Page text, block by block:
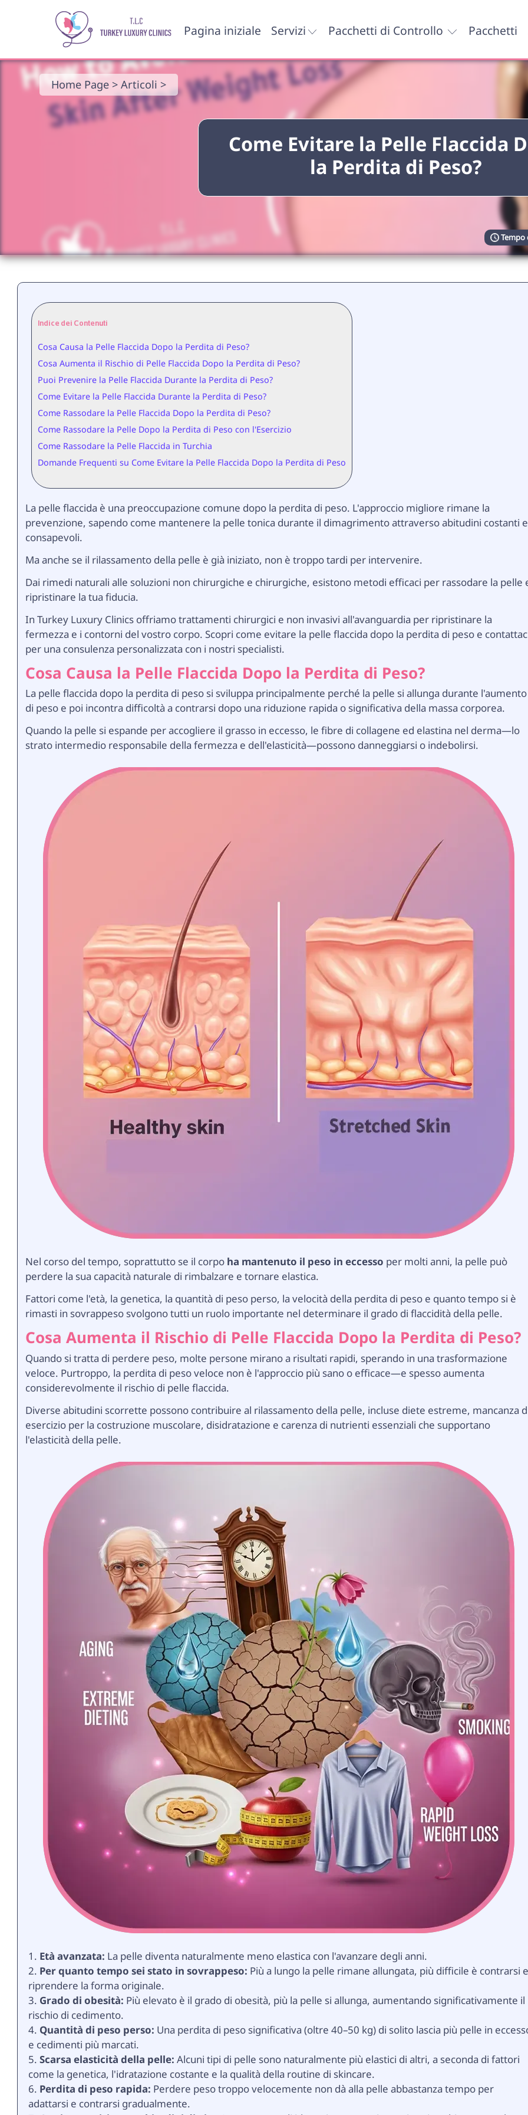
Pagina iniziale Servizi Pacchetti di Controllo Pacchetti
Come Evitare la Pelle Flaccida
la Perdita di Peso?
Home Page >Articoli >
Tempo
Indice dei Contenuti
Cosa Causa la Pelle Flaccida Dopo la Perdita di Peso?
Cosa Aumenta il Rischio di Pelle Flaccida Dopo la Perdita di Peso?
Puoi Prevenire la Pelle Flaccida Durante la Perdita di Peso?
Come Evitare la Pelle Flaccida Durante la Perdita di Peso?
Come Rassodare la Pelle Flaccida Dopo la Perdita di Peso?
Come Rassodare la Pelle Dopo la Perdita di Peso con l'Esercizio
Come Rassodare la Pelle Flaccida in Turchia
Domande Frequenti su Come Evitare la Pelle Flaccida Dopo la Perdita di Peso
La pelle flaccida è una preoccupazione comune dopo la perdita di peso. L'approccio migliore rimane la
prevenzione, sapendo come mantenere la pelle tonica durante il dimagrimento attraverso abitudini costanti e
consapevoli.
Ma anche se il rilassamento della pelle è già iniziato, non è troppo tardi per intervenire.
Dai rimedi naturali alle soluzioni non chirurgiche e chirurgiche, esistono metodi efficaci per rassodare la pelle
ripristinare la tua fiducia.
In Turkey Luxury Clinics offriamo trattamenti chirurgici e non invasivi all'avanguardia per ripristinare la
fermezza e i contorni del vostro corpo. Scopri come evitare la pelle flaccida dopo la perdita di peso e
per una consulenza personalizzata con i nostri specialisti.
Cosa Causa la Pelle Flaccida Dopo la Perdita di Peso?
La pelle flaccida dopo la perdita di peso si sviluppa principalmente perché la pelle si allunga durante l'aumento
di peso e poi incontra difficoltà a contrarsi dopo una riduzione rapida o significativa della massa corporea.
Quando la pelle si espande per accogliere il grasso in eccesso, le fibre di collagene ed elastina nel derma—lo
strato intermedio responsabile della fermezza e dell'elasticità—possono danneggiarsi o indebolirsi.
Nel corso del tempo, soprattutto se il corpo ha mantenuto il peso in eccesso per molti anni, la pelle può
perdere la sua capacità naturale di rimbalzare e tornare elastica.
Fattori come l'età, la genetica, la quantità di peso perso, la velocità della perdita di peso e quanto tempo si è
rimasti in sovrappeso svolgono tutti un ruolo importante nel determinare il grado di flaccidità della pelle.
Cosa Aumenta il Rischio di Pelle Flaccida Dopo la Perdita di Peso?
Quando si tratta di perdere peso, molte persone mirano a risultati rapidi, sperando in una trasformazione
veloce. Purtroppo, la perdita di peso veloce non è l'approccio più sano o efficace—e spesso aumenta
considerevolmente il rischio di pelle flaccida.
Diverse abitudini scorrette possono contribuire al rilassamento della pelle, incluse diete estreme, mancanza
esercizio per la costruzione muscolare, disidratazione e carenza di nutrienti essenziali che supportano
l'elasticità della pelle.
Età avanzata: La pelle diventa naturalmente meno elastica con l'avanzare degli anni.
Per quanto tempo sei stato in sovrappeso: Più a lungo la pelle rimane allungata, più difficile è contrarsi
riprendere la forma originale.
Grado di obesità: Più elevato è il grado di obesità, più la pelle si allunga, aumentando significativamente il
rischio di cedimento.
Quantità di peso perso: Una perdita di peso significativa (oltre 40–50 kg) di solito lascia più pelle in
e cedimenti più marcati.
Scarsa elasticità della pelle: Alcuni tipi di pelle sono naturalmente più elastici di altri, a seconda di fattori
come la genetica, l'idratazione costante e la qualità della routine di skincare.
Perdita di peso rapida: Perdere peso troppo velocemente non dà alla pelle abbastanza tempo per
adattarsi e contrarsi gradualmente.